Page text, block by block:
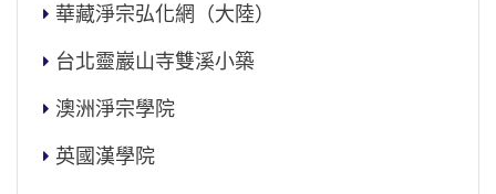
華藏淨宗弘化網（大陸）
台北靈巖山寺雙溪小築
澳洲淨宗學院
英國漢學院